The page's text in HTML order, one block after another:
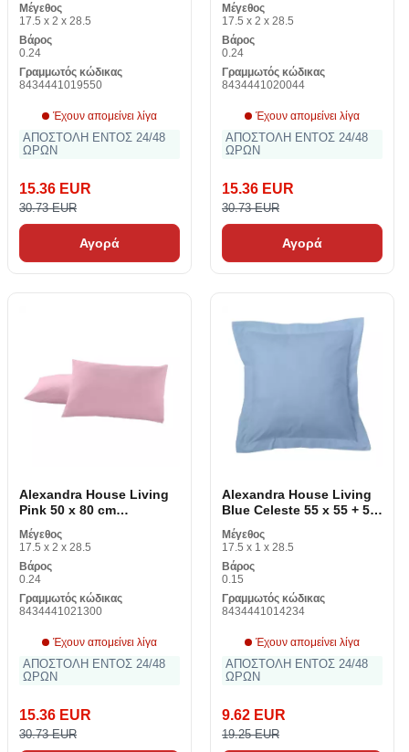
Μέγεθος
17.5 x 2 x 28.5
Βάρος
0.24
Γραμμωτός κώδικας
8434441019550
Έχουν απομείνει λίγα
ΑΠΟΣΤΟΛΗ ΕΝΤΟΣ 24/48
ΩΡΩΝ
15.36 EUR
30.73 EUR
Αγορά
Μέγεθος
17.5 x 2 x 28.5
Βάρος
0.24
Γραμμωτός κώδικας
8434441020044
Έχουν απομείνει λίγα
ΑΠΟΣΤΟΛΗ ΕΝΤΟΣ 24/48
ΩΡΩΝ
15.36 EUR
30.73 EUR
Αγορά
Alexandra House Living
Pink 50 x 80 cm
Pillowcase (2 κομμάτια)
Μέγεθος
17.5 x 2 x 28.5
Βάρος
0.24
Γραμμωτός κώδικας
8434441021300
Έχουν απομείνει λίγα
ΑΠΟΣΤΟΛΗ ΕΝΤΟΣ 24/48
ΩΡΩΝ
15.36 EUR
30.73 EUR
Alexandra House Living
Blue Celeste 55 x 55 + 5
cm Pillow Case
Μέγεθος
17.5 x 1 x 28.5
Βάρος
0.15
Γραμμωτός κώδικας
8434441014234
Έχουν απομείνει λίγα
ΑΠΟΣΤΟΛΗ ΕΝΤΟΣ 24/48
ΩΡΩΝ
9.62 EUR
19.25 EUR